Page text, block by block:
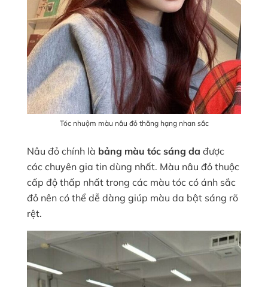
Tóc nhuộm màu nâu đỏ thăng hạng nhan sắc
Nâu đỏ chính là bảng màu tóc sáng da được
các chuyên gia tin dùng nhất. Màu nâu đỏ thuộc
cấp độ thấp nhất trong các màu tóc có ánh sắc
đỏ nên có thể dễ dàng giúp màu da bật sáng rõ
rệt.